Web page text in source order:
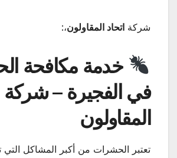
شركة اتحاد المقاولون،:
خدمة مكافحة
في الفجيرة – شركة
المقاولون
تعتبر الحشرات من أكبر المشاكل التي